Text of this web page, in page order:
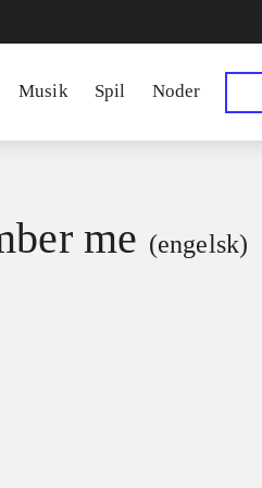
Musik Spil Noder
me (engelsk)